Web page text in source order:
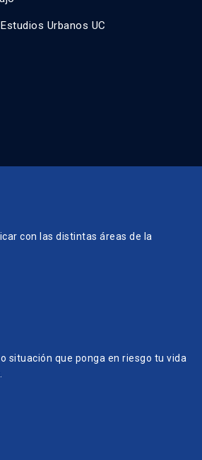
Urbanos UC
con las distintas áreas de la
situación que ponga en riesgo tu vida